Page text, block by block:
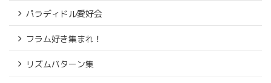
パラディドル愛好会
フラム好き集まれ！
リズムパターン集